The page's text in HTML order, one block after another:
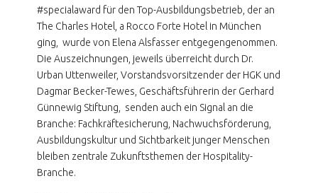
#specialaward für den Top-Ausbildungsbetrieb, der an
The Charles Hotel, a Rocco Forte Hotel in München
ging, wurde von Elena Alsfasser entgegengenommen.
Die Auszeichnungen, jeweils überreicht durch Dr.
Urban Uttenweiler, Vorstandsvorsitzender der HGK und
Dagmar Becker-Tewes, Geschäftsführerin der Gerhard
Günnewig Stiftung, senden auch ein Signal an die
Branche: Fachkräftesicherung, Nachwuchsförderung,
Ausbildungskultur und Sichtbarkeit junger Menschen
bleiben zentrale Zukunftsthemen der Hospitality-
Branche.